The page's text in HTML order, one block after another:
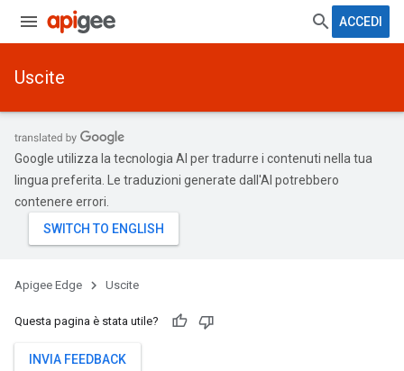
ACCEDI
Uscite
Google utilizza la tecnologia AI per tradurre i contenuti nella tua
lingua preferita. Le traduzioni generate dall'AI potrebbero
contenere errori.
Apigee Edge Uscite
Questa pagina è stata utile?
INVIA FEEDBACK